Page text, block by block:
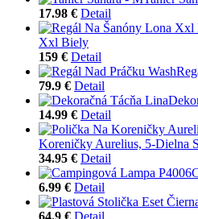
17.98 € Detail
Xxl Biely
159 € Detail
79.9 € Detail
14.99 € Detail
Koreničky Aurelius, 5-Dielna
34.95 € Detail
6.99 € Detail
64.9 € Detail